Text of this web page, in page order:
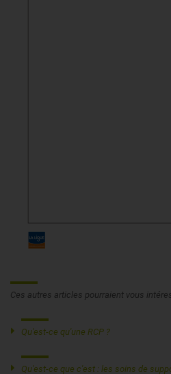
Ces autres articles pourraient vous
Qu'est-ce qu'une RCP ?
Qu'est-ce que c'est : les soins de